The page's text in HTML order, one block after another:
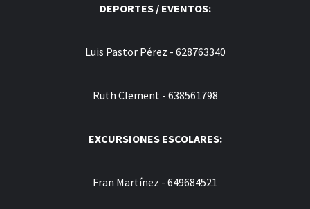
DEPORTES / EVENTOS:
Luis Pastor Pérez - 628763340
Ruth Clement - 638561798
EXCURSIONES ESCOLARES:
Fran Martínez - 649684521